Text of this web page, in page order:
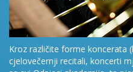
Kroz različite forme koncerata
cjelovečernji recitali, koncerti